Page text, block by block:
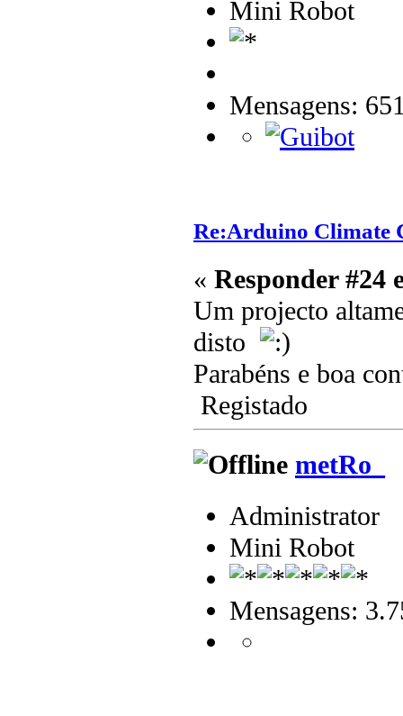
Mini Robot
Mensagens:
Re:Arduino Climate
« Responder #24
Um projecto
disto
Parabéns e boa
Registado
metRo_
Administrator
Mini Robot
Mensagens: